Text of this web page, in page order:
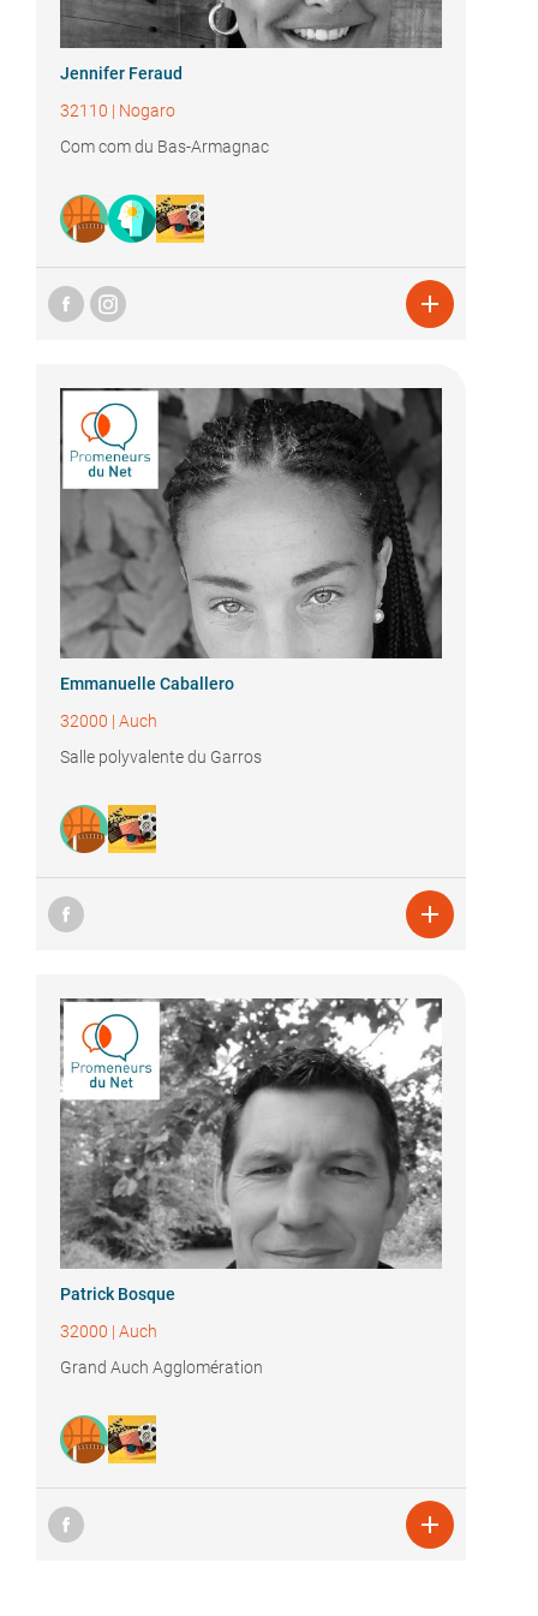
Jennifer Feraud
32110 | Nogaro
Com com du Bas-Armagnac

Emmanuelle Caballero
32000 | Auch
Salle polyvalente du Garros

Patrick Bosque
32000 | Auch
Grand Auch Agglomération
